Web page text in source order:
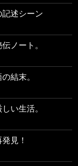
述シーン
ノート。
結末。
い生活。
見！